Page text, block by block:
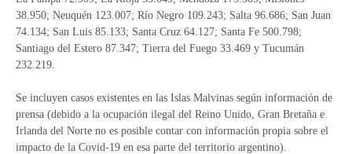
38.950; Neuquén 123.007; Río Negro 109.243; Salta 96.686; San Juan
74.134; San Luis 85.133; Santa Cruz 64.127; Santa Fe 500.798;
Santiago del Estero 87.347; Tierra del Fuego 33.469 y Tucumán
232.219.
Se incluyen casos existentes en las Islas Malvinas según información de
prensa (debido a la ocupación ilegal del Reino Unido, Gran Bretaña e
Irlanda del Norte no es posible contar con información propia sobre el
impacto de la Covid-19 en esa parte del territorio argentino).